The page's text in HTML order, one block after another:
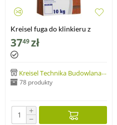
Kreisel fuga do klinkieru z
dodatkiem trasu
3749zł
Kreisel Technika Budowlana Sp. z o.o.
78 produkty
+
−